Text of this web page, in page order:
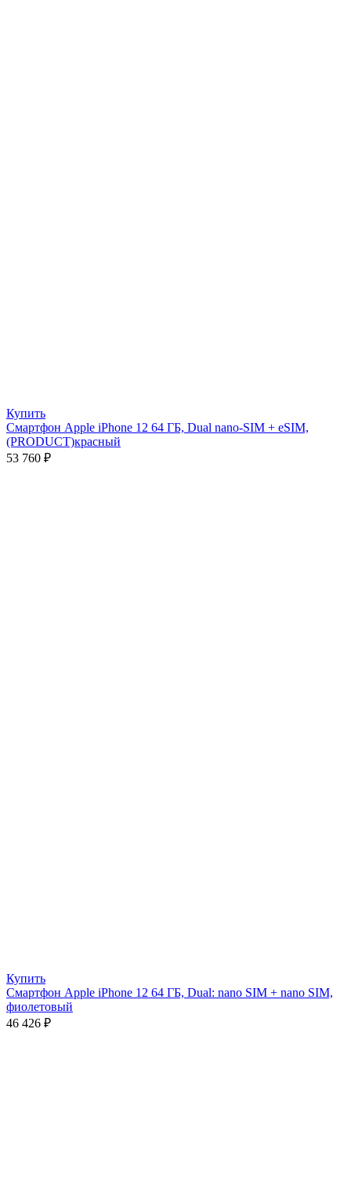
Купить
Смартфон Apple iPhone 12 64 ГБ, Dual nano-SIM + eSIM,
(PRODUCT)красный
53 760 ₽
Купить
Смартфон Apple iPhone 12 64 ГБ, Dual: nano SIM + nano SIM,
фиолетовый
46 426 ₽